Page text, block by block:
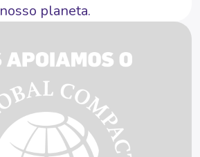
nosso planeta.